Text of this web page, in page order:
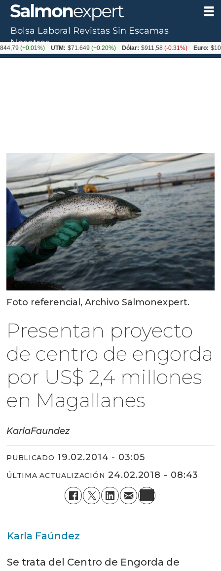
Foto referencial, Archivo Salmonexpert.
Presentan proyecto
de centro de engorda
por US$ 2,4 millones
en Magallanes
KarlaFaundez
PUBLICADO 19.02.2014 - 03:05
ÚLTIMA ACTUALIZACIÓN 24.02.2018 - 08:43
Karla Faúndez
Se trata del Centro de Engorda de
Bolsa Laboral Revistas Sin Escamas
Nosotros
(+0.01%) UTM: $71.649(+0.20%) Dólar: $911,58(-0.31%) Euro: $1053,36